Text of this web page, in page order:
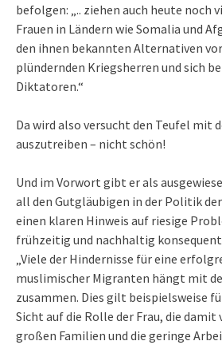
befolgen: „.. ziehen auch heute noch
Frauen in Ländern wie Somalia und
den ihnen bekannten Alternativen
plündernden Kriegsherren und sich
Diktatoren.“
Da wird also versucht den Teufel mit
auszutreiben – nicht schön!
Und im Vorwort gibt er als
all den Gutgläubigen in der Politik
einen klaren Hinweis auf riesige
frühzeitig und nachhaltig
„Viele der Hindernisse für eine
muslimischer Migranten hängt mit
zusammen. Dies gilt beispielsweise
Sicht auf die Rolle der Frau, die
großen Familien und die geringe